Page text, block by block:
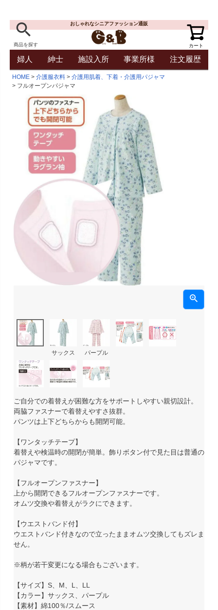
商品を探す
おしゃれなシニアファッション通販
カート
婦人 紳士 施設入所 事業所様 注文履歴
HOME 介護服衣料
介護用肌着、下着・介護用パジャマ
フルオープンパジャマ
サックス パープル
ご自分での着替えが困難な方をサポートしやすい親切設計。
両脇ファスナーで着替えやすさ抜群。
パンツは上下どちらからも開閉可能。
【ワンタッチテープ】
着替えや検温時の開閉が簡単。飾りボタン付で見た目は普通の
パジャマです。
【フルオープンファスナー】
上から開閉できるフルオープンファスナーです。
オムツ交換や着替えがラクにできます。
【ウエストバンド付】
ウエストバンド付きなので立ったままオムツ交換してもズレま
せん。
※柄が若干変更になる場合もございます。
【サイズ】S、M、L、LL
【カラー】サックス、パープル
【素材】綿100％/スムース